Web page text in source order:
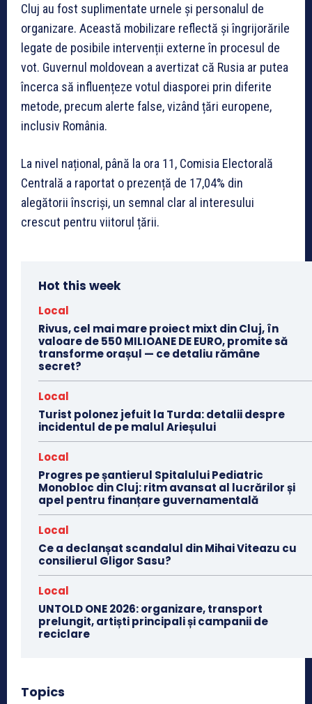
Cluj au fost suplimentate urnele și personalul de
organizare. Această mobilizare reflectă și îngrijorările
legate de posibile intervenții externe în procesul de
vot. Guvernul moldovean a avertizat că Rusia ar putea
încerca să influențeze votul diasporei prin diferite
metode, precum alerte false, vizând țări europene,
inclusiv România.
La nivel național, până la ora 11, Comisia Electorală
Centrală a raportat o prezență de 17,04% din
alegătorii înscriși, un semnal clar al interesului
crescut pentru viitorul țării.
Hot this week
Local
Rivus, cel mai mare proiect mixt din Cluj, în
valoare de 550 MILIOANE DE EURO, promite să
transforme orașul — ce detaliu rămâne
secret?
Local
Turist polonez jefuit la Turda: detalii despre
incidentul de pe malul Arieșului
Local
Progres pe șantierul Spitalului Pediatric
Monobloc din Cluj: ritm avansat al lucrărilor și
apel pentru finanțare guvernamentală
Local
Ce a declanșat scandalul din Mihai Viteazu cu
consilierul Gligor Sasu?
Local
UNTOLD ONE 2026: organizare, transport
prelungit, artiști principali și campanii de
reciclare
Topics